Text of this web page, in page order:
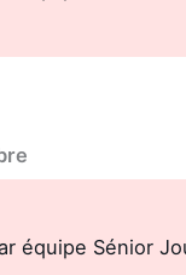
équipe Sénior